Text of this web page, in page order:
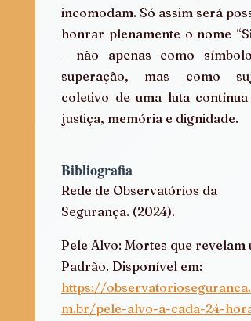
incomodam. Só assim será
honrar plenamente o nome
– não apenas como símbolo
superação, mas como
coletivo de uma luta contínua
justiça, memória e dignidade.
Bibliografia
Rede de Observatórios da
Segurança. (2024).
Pele Alvo: Mortes que revelam
Padrão. Disponível em:
https://
m.br/pele-alvo-a-cada-24-